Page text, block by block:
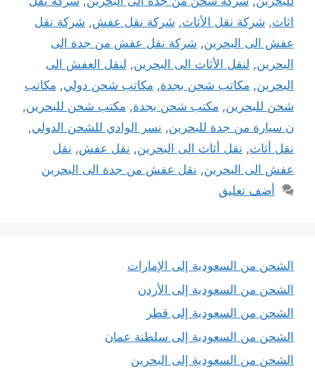
اثاث, شركة نقل الأثاث, شركة نقل عفش, شركة نقل
عفش الى البحرين, شركة نقل عفش من جدة الى
البحرين, لنقل الأثاث الى البحرين, لنقل العفش الى
البحرين, مكاتب شحن بجدة, مكاتب شحن دولي, مكاتب
شحن للبحرين, مكتب شحن بجدة, مكتب شحن للبحرين,
ن سيارة من جدة للبحرين, نسر الوادي للشحن الدولي,
نقل أثاث, نقل أثاث الى البحرين, نقل عفش, نقل
عفش الى البحرين, نقل عفش من جدة الى البحرين
أضف تعليق
الشحن من السعودية إلى الإمارات
الشحن من السعودية إلى الأردن
الشحن من السعودية إلى قطر
الشحن من السعودية إلى سلطنة عمان
الشحن من السعودية إلى البحرين